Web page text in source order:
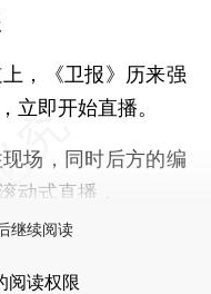
，《卫报》历来强
立即开始直播。
场，同时后方的编
动式直播，
继续阅读
阅读权限